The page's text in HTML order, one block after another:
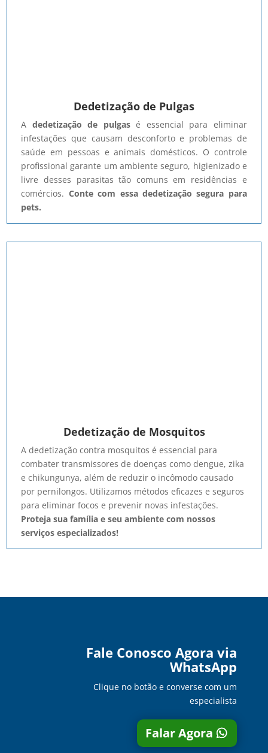
Dedetização de Pulgas
A dedetização de pulgasé essencial para eliminar
infestações que causam desconforto e problemas de
saúde em pessoas e animais domésticos. O controle
profissional garante um ambiente seguro, higienizado e
livre desses parasitas tão comuns em residências e
comércios. Conte com essa dedetização segura para
pets.
Dedetização de Mosquitos
A dedetização contra mosquitos é essencial para
combater transmissores de doenças como dengue, zika
e chikungunya, além de reduzir o incômodo causado
por pernilongos. Utilizamos métodos eficazes e seguros
para eliminar focos e prevenir novas infestações.
Proteja sua família e seu ambiente com nossos
serviços especializados!
Fale Conosco Agora via
WhatsApp
Clique no botão e converse com um
especialista
Falar Agora